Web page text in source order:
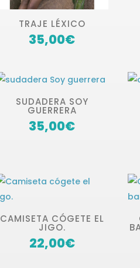
TRAJE LÉXICO
35,00€
SUDADERA SOY
GUERRERA
35,00€
CAMISETA CÓGETE EL
JIGO.
22,00€